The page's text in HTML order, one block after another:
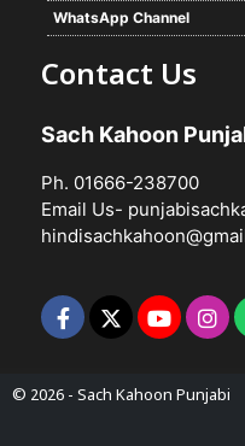
WhatsApp Channel
Contact Us
Sach Kahoon
Ph. 01666-238700
Email Us-
© 2026 - Sach Kahoon Punjabi